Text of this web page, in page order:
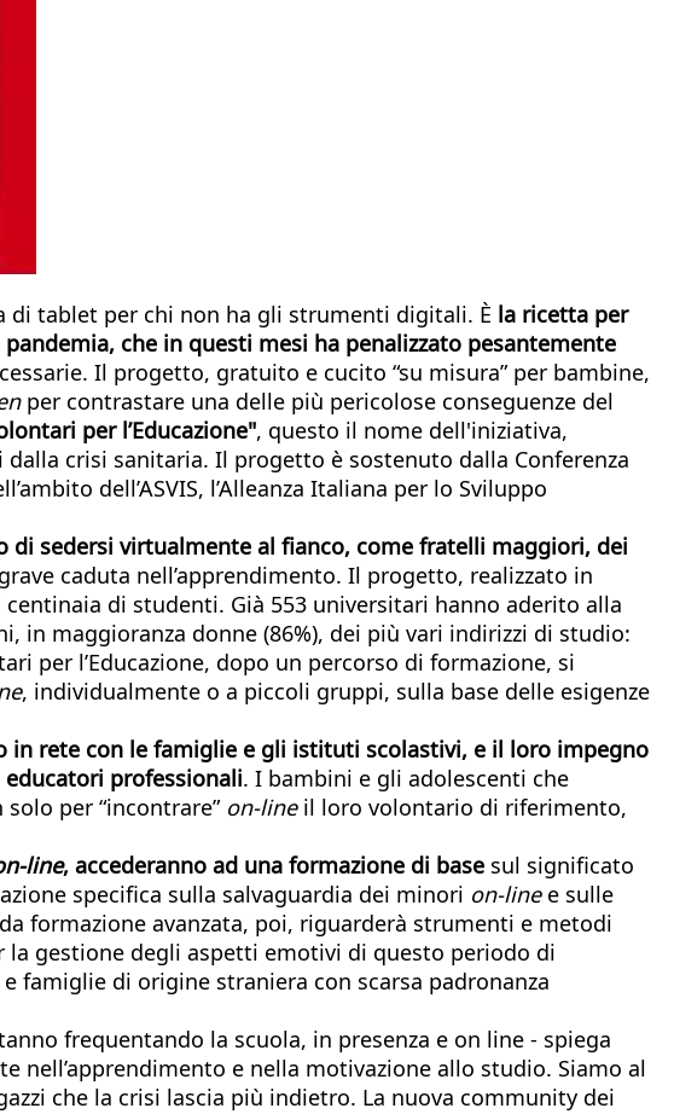
di tablet per chi non ha gli strumenti digitali. È la ricetta per
che in questi mesi ha penalizzato pesantemente
Il progetto, gratuito e cucito “su misura” per bambine,
per contrastare una delle più pericolose conseguenze del
per l’Educazione", questo il nome dell'iniziativa,
crisi sanitaria. Il progetto è sostenuto dalla Conferenza
dell’ASVIS, l’Alleanza Italiana per lo Sviluppo
sedersi virtualmente al fianco, come fratelli maggiori, dei
caduta nell’apprendimento. Il progetto, realizzato in
di studenti. Già 553 universitari hanno aderito alla
in maggioranza donne (86%), dei più vari indirizzi di studio:
per l’Educazione, dopo un percorso di formazione, si
, individualmente o a piccoli gruppi, sulla base delle esigenze
in rete con le famiglie e gli istituti scolastivi, e il loro impegno
professionali. I bambini e gli adolescenti che
per “incontrare” on-line il loro volontario di riferimento,
line, accederanno ad una formazione di base sul significato
specifica sulla salvaguardia dei minori on-line e sulle
formazione avanzata, poi, riguarderà strumenti e metodi
la gestione degli aspetti emotivi di questo periodo di
famiglie di origine straniera con scarsa padronanza
frequentando la scuola, in presenza e on line - spiega
nell’apprendimento e nella motivazione allo studio. Siamo al
che la crisi lascia più indietro. La nuova community dei